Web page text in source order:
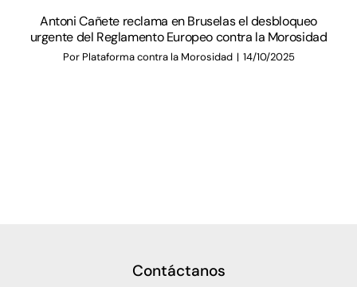
Antoni Cañete reclama en Bruselas el desbloqueo
urgente del Reglamento Europeo contra la Morosidad
Por Plataforma contra la Morosidad | 14/10/2025
Contáctanos